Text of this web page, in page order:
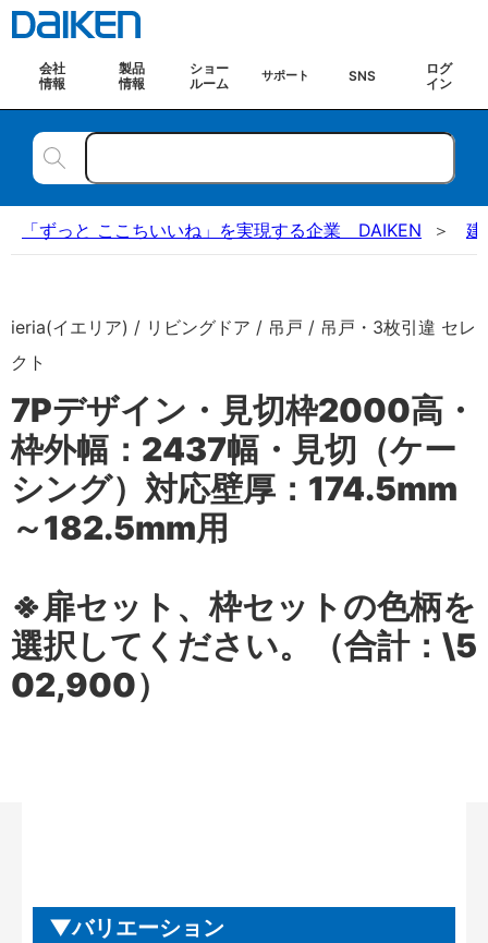
会社
情報
製品
情報
ショー
ルーム
サポート SNS
ログ
イン
「ずっと ここちいいね」を実現する企業 DAIKEN 建
ieria(イエリア) / リビングドア / 吊戸 / 吊戸・3枚引違 セレ
クト
7Pデザイン・見切枠2000高・
枠外幅：2437幅・見切（ケー
シング）対応壁厚：174.5mm
～182.5mm用
※扉セット、枠セットの色柄を
選択してください。（合計：\5
02,900）
バリエーション